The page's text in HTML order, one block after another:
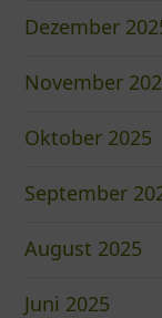
Dezember
November
Oktober 2025
September
August 2025
Juni 2025